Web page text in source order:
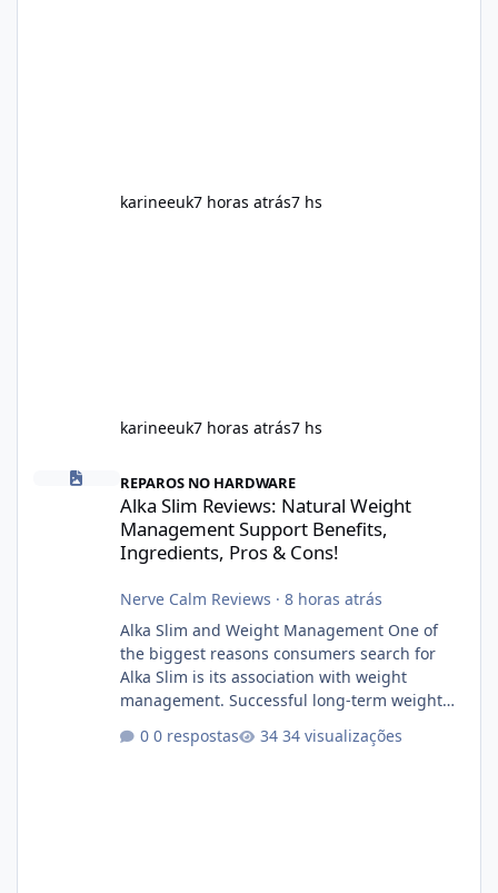
karineeuk7 horas atrás7 hs
karineeuk7 horas atrás7 hs
Alka Slim Reviews: Natural Weight Management Support
REPAROS NO HARDWARE
Alka Slim Reviews: Natural Weight
Management Support Benefits,
Ingredients, Pros & Cons!
Nerve Calm Reviews · 8 horas atrás
Alka Slim and Weight Management One of
the biggest reasons consumers search for
Alka Slim is its association with weight
management. Successful long-term weight
consistency rather than quick fixes. A
0 respostas 34 visualizações